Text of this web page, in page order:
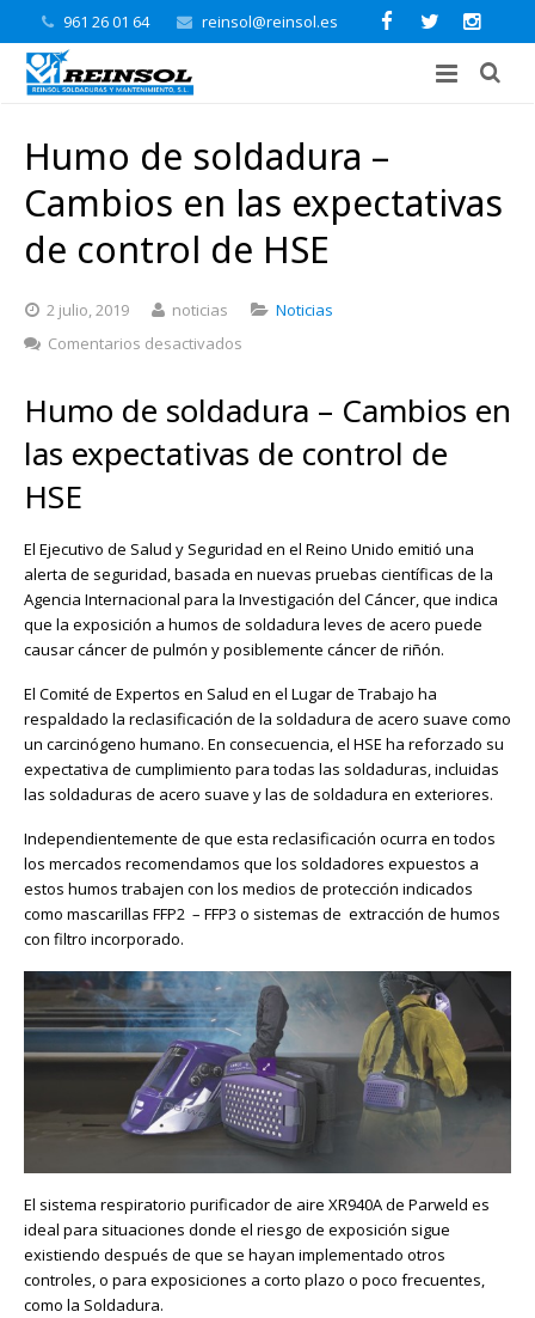
961 26 01 64 reinsol@reinsol.es
Humo de soldadura –
Cambios en las expectativas
de control de HSE
2 julio, 2019 noticias
Noticias
Comentarios desactivados
soldadura
Cambios
de
control
de
HSE
Humo de soldadura – Cambios en
las expectativas de control de
HSE
El Ejecutivo de Salud y Seguridad en el Reino Unido emitió una
alerta de seguridad, basada en nuevas pruebas científicas de la
Agencia Internacional para la Investigación del Cáncer, que indica
que la exposición a humos de soldadura leves de acero puede
causar cáncer de pulmón y posiblemente cáncer de riñón.
El Comité de Expertos en Salud en el Lugar de Trabajo ha
respaldado la reclasificación de la soldadura de acero suave como
un carcinógeno humano. En consecuencia, el HSE ha reforzado su
expectativa de cumplimiento para todas las soldaduras, incluidas
las soldaduras de acero suave y las de soldadura en exteriores.
Independientemente de que esta reclasificación ocurra en todos
los mercados recomendamos que los soldadores expuestos a
estos humos trabajen con los medios de protección indicados
como mascarillas FFP2 – FFP3 o sistemas de extracción de humos
con filtro incorporado.
El sistema respiratorio purificador de aire XR940A de Parweld es
ideal para situaciones donde el riesgo de exposición sigue
existiendo después de que se hayan implementado otros
controles, o para exposiciones a corto plazo o poco frecuentes,
como la Soldadura.